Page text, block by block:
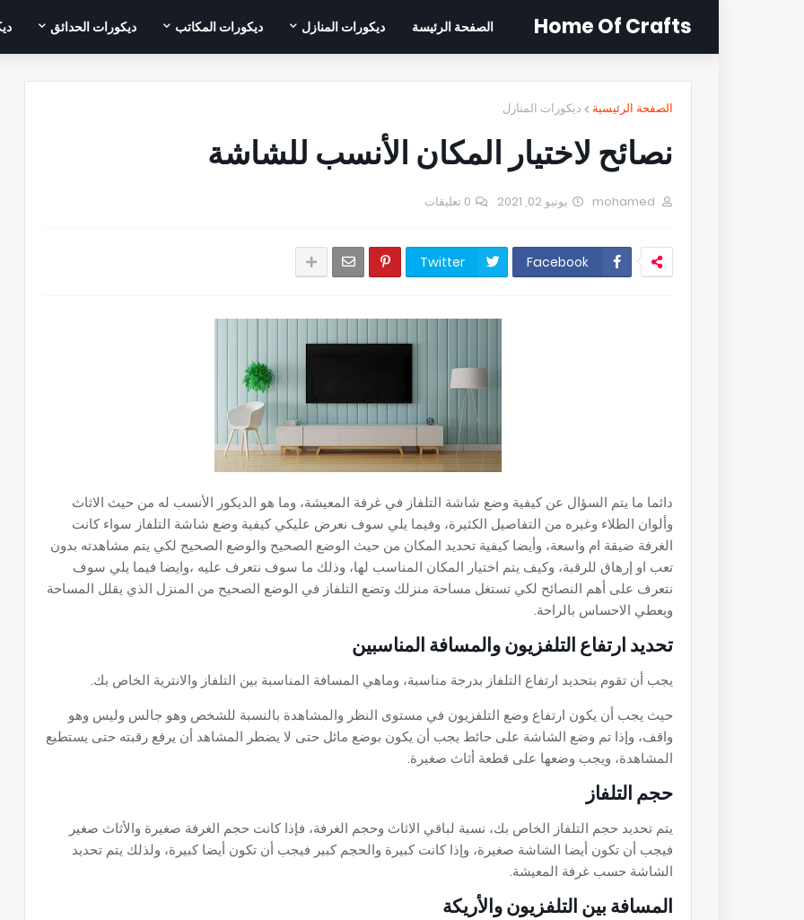
Home Of Crafts الصفحة الرئيسة ديكورات المنازل ديكورات المكاتب ديكورات الحدائق
الصفحة الرئيسية ديكورات المنازل
نصائح لاختيار المكان الأنسب للشاشة
يونيو 02, 2021 0 تعليقات
Facebook
Twitter
دائما ما يتم السؤال عن كيفية وضع شاشة التلفاز في غرفة المعيشة، وما هو الديكور الأنسب له من حيث الاثاث
وألوان الطلاء وغيره من التفاصيل الكثيرة، وفيما يلي سوف نعرض عليكي كيفية وضع شاشة التلفاز سواء كانت
الغرفة ضيقة ام واسعة، وأيضا كيفية تحديد المكان من حيث الوضع الصحيح والوضع الصحيح لكي يتم مشاهدته بدون
تعب او إرهاق للرقبة، وكيف يتم اختيار المكان المناسب لها، وذلك ما سوف نتعرف عليه ،وايضا فيما يلي سوف
نتعرف على أهم النصائح لكي تستغل مساحة منزلك وتضع التلفاز في الوضع الصحيح من المنزل الذي يقلل المساحة
ويعطي الاحساس بالراحة.
تحديد ارتفاع التلفزيون والمسافة المناسبين
يجب أن تقوم بتحديد ارتفاع التلفاز بدرجة مناسبة، وماهي المسافة المناسبة بين التلفاز والانترية الخاص بك.
حيث يجب أن يكون ارتفاع وضع التلفزيون في مستوى النظر والمشاهدة بالنسبة للشخص وهو جالس وليس وهو
واقف، وإذا تم وضع الشاشة على حائط يجب أن يكون بوضع مائل حتى لا يضطر المشاهد أن يرفع رقبته حتى يستطيع
المشاهدة، ويجب وضعها على قطعة أثاث صغيرة.
حجم التلفاز
يتم تحديد حجم التلفاز الخاص بك، نسبة لباقي الاثاث وحجم الغرفة، فإذا كانت حجم الغرفة صغيرة والأثاث صغير
فيجب أن تكون أيضا الشاشة صغيرة، وإذا كانت كبيرة والحجم كبير فيجب أن تكون أيضا كبيرة، ولذلك يتم تحديد
الشاشة حسب غرفة المعيشة.
المسافة بين التلفزيون والأريكة